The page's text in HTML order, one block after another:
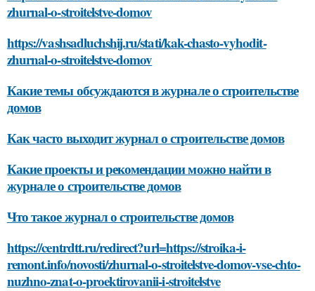
zhurnal-o-stroitelstve-domov
https://vashsadluchshij.ru/stati/kak-chasto-vyhodit-
zhurnal-o-stroitelstve-domov
Какие темы обсуждаются в журнале о строительстве
домов
Как часто выходит журнал о строительстве домов
Какие проекты и рекомендации можно найти в
журнале о строительстве домов
Что такое журнал о строительстве домов
https://centrdtt.ru/redirect?url=https://stroika-i-
remont.info/novosti/zhurnal-o-stroitelstve-domov-vse-chto-
nuzhno-znat-o-proektirovanii-i-stroitelstve